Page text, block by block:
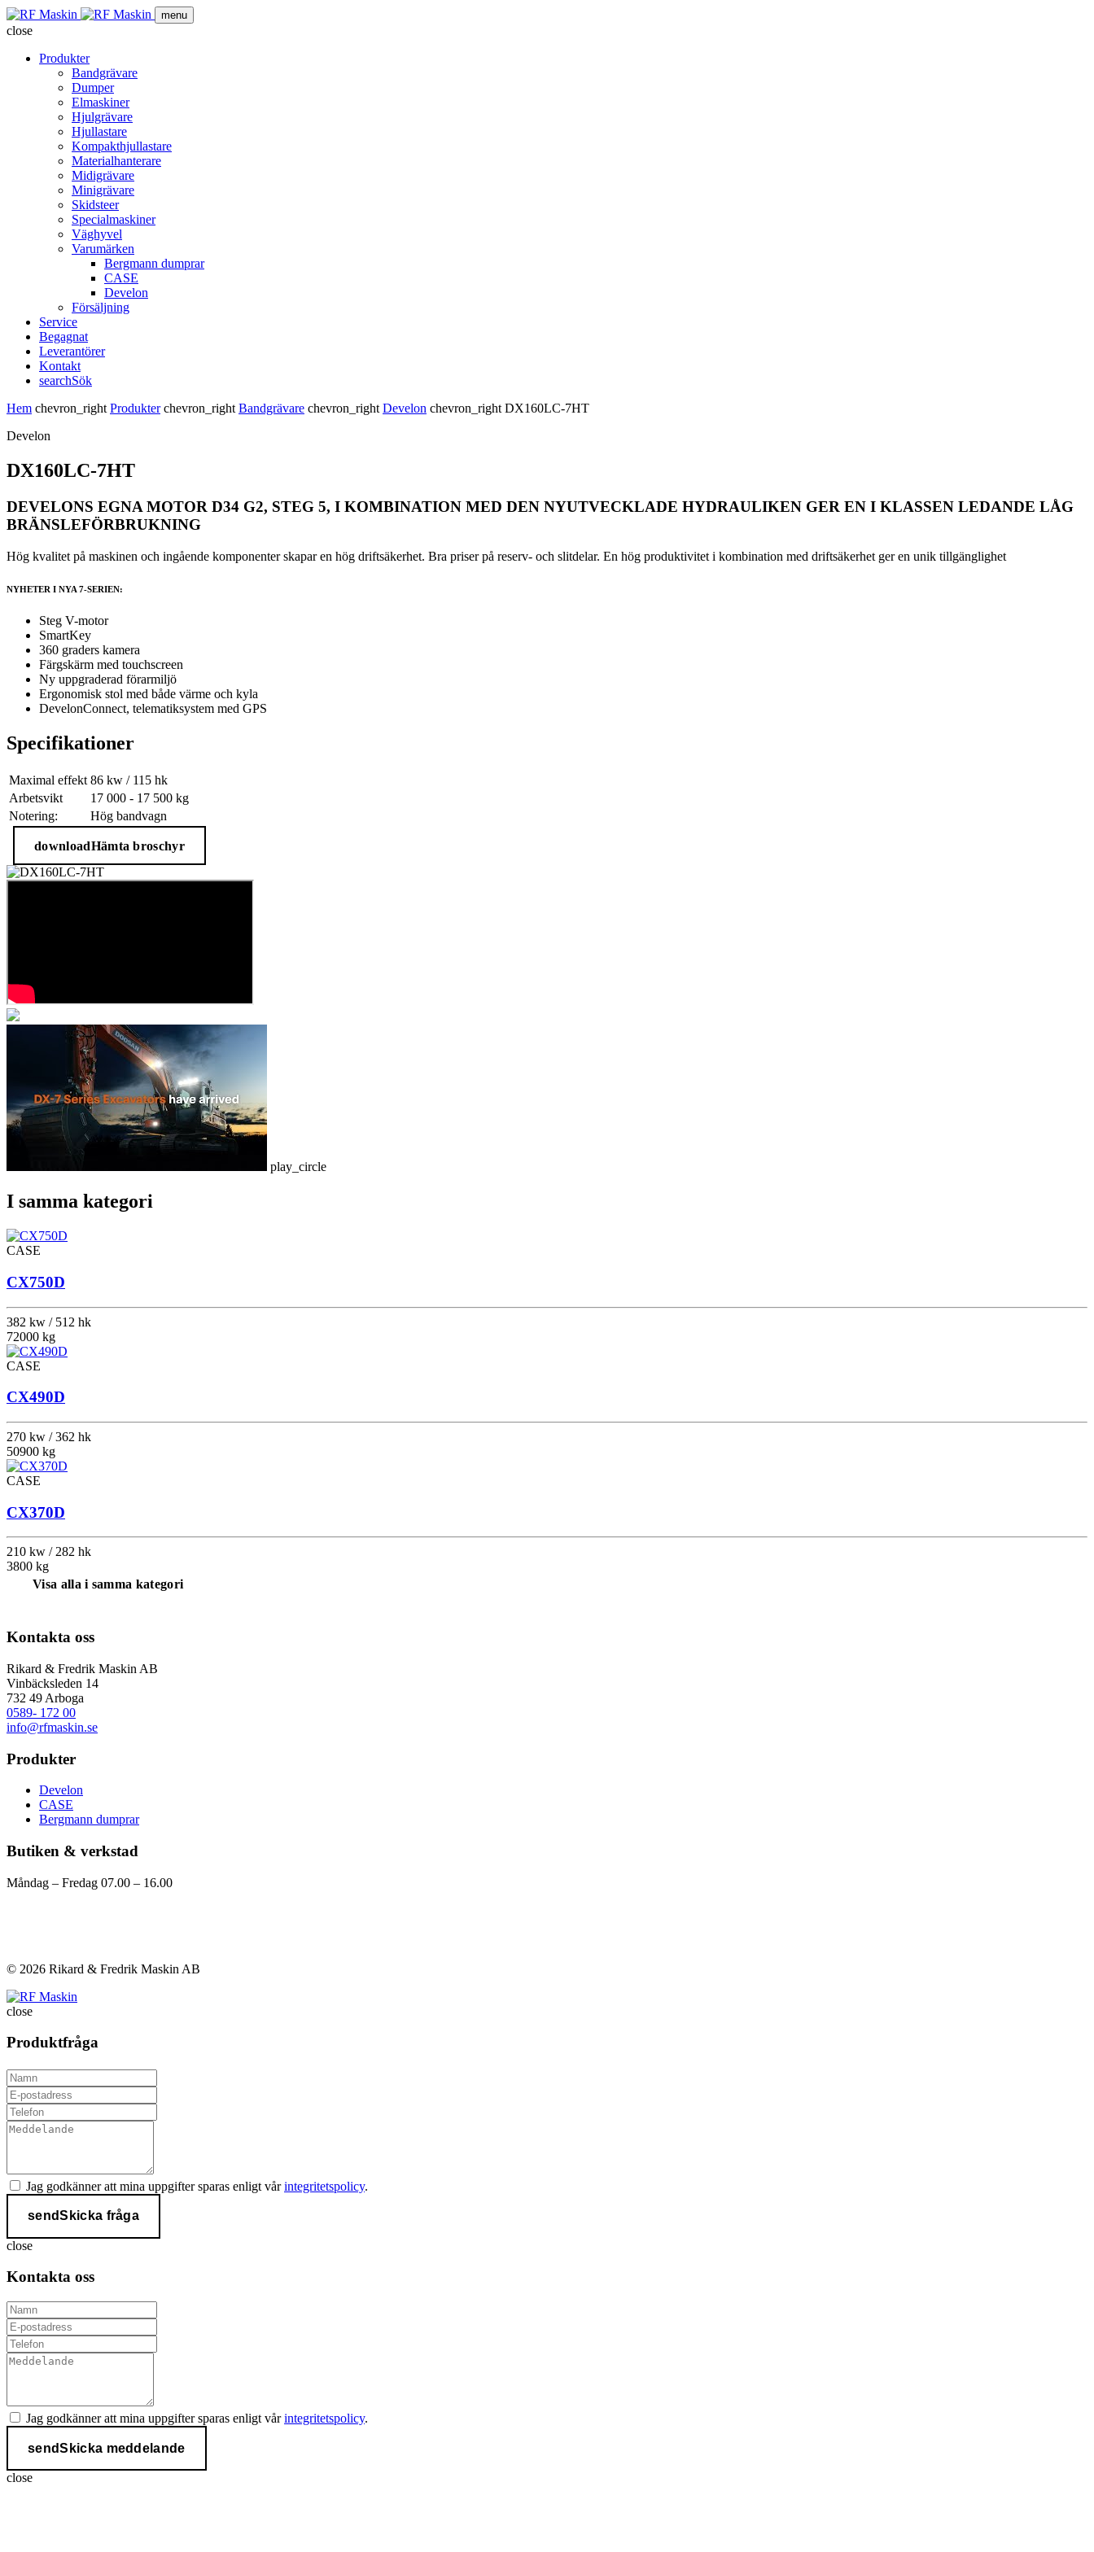
menu
close
Produkter
Bandgrävare
Dumper
Elmaskiner
Hjulgrävare
Hjullastare
Kompakthjullastare
Materialhanterare
Midigrävare
Minigrävare
Skidsteer
Specialmaskiner
Väghyvel
Varumärken
Bergmann dumprar
CASE
Develon
Försäljning
Service
Begagnat
Leverantörer
Kontakt
searchSök
Hem chevron_right Produkter chevron_right Bandgrävare chevron_right Develon chevron_right DX160LC-7HT
Develon
DX160LC-7HT
DEVELONS EGNA MOTOR D34 G2, STEG 5, I KOMBINATION MED DEN NYUTVECKLADE HYDRAULIKEN GER EN I KLASSEN LEDANDE LÅG
BRÄNSLEFÖRBRUKNING
Hög kvalitet på maskinen och ingående komponenter skapar en hög driftsäkerhet. Bra priser på reserv- och slitdelar. En hög produktivitet i kombination med driftsäkerhet ger en unik tillgänglighet
NYHETER I NYA 7-SERIEN:
Steg V-motor
SmartKey
360 graders kamera
Färgskärm med touchscreen
Ny uppgraderad förarmiljö
Ergonomisk stol med både värme och kyla
DevelonConnect, telematiksystem med GPS
Specifikationer
Maximal effekt 86 kw / 115 hk
Arbetsvikt
17 000 - 17 500 kg
Notering:
Hög bandvagn
downloadHämta broschyr
play_circle
I samma kategori
CASE
CX750D
382 kw / 512 hk
72000 kg
CASE
CX490D
270 kw / 362 hk
50900 kg
CASE
CX370D
210 kw / 282 hk
3800 kg
Visa alla i samma kategori
Kontakta oss
Rikard & Fredrik Maskin AB
Vinbäcksleden 14
732 49 Arboga
0589- 172 00
info@rfmaskin.se
Produkter
Develon
CASE
Bergmann dumprar
Butiken & verkstad
Måndag – Fredag 07.00 – 16.00
© 2026 Rikard & Fredrik Maskin AB
close
Produktfråga
Jag godkänner att mina uppgifter sparas enligt vårintegritetspolicy.
sendSkicka fråga
close
Kontakta oss
Jag godkänner att mina uppgifter sparas enligt vårintegritetspolicy.
sendSkicka meddelande
close